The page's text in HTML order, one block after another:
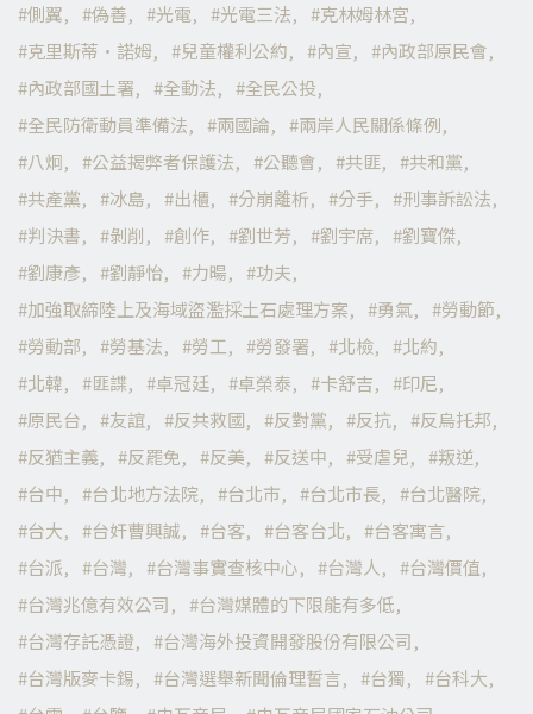
側翼
偽善 光電 光電三法
克林姆林宮
克里斯蒂·諾姆
兒童權利公約 內宣
內政部原民會
內政部國土署
全動法
全民公投
全民防衛動員準備法
兩國論
兩岸人民關係條例
八炯
公益揭弊者保護法 公聽會 共匪
共和黨
共產黨
冰島 出櫃 分崩離析 分手
刑事訴訟法
判決書
剝削 創作 劉世芳 劉宇席
劉寶傑
劉康彥
劉靜怡 力暘
功夫
加強取締陸上及海域盜濫採土石處理方案
勇氣
勞動節
勞動部
勞基法 勞工 勞發署 北檢
北約
北韓
匪諜 卓冠廷 卓榮泰 卡舒吉
印尼
原民台
友誼 反共救國 反對黨 反抗
反烏托邦
反猶主義
反罷免 反美 反送中 受虐兒
叛逆
台中
台北地方法院 台北市 台北市長
台北醫院
台大
台奸曹興誠 台客 台客台北
台客寓言
台派
台灣 台灣事實查核中心 台灣人
台灣價值
台灣兆億有效公司
台灣媒體的下限能有多低
台灣存託憑證
台灣海外投資開發股份有限公司
台灣版麥卡錫
台灣選舉新聞倫理誓言 台獨
台科大